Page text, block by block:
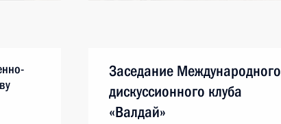
Заседание Международного
дискуссионного клуба
«Валдай»